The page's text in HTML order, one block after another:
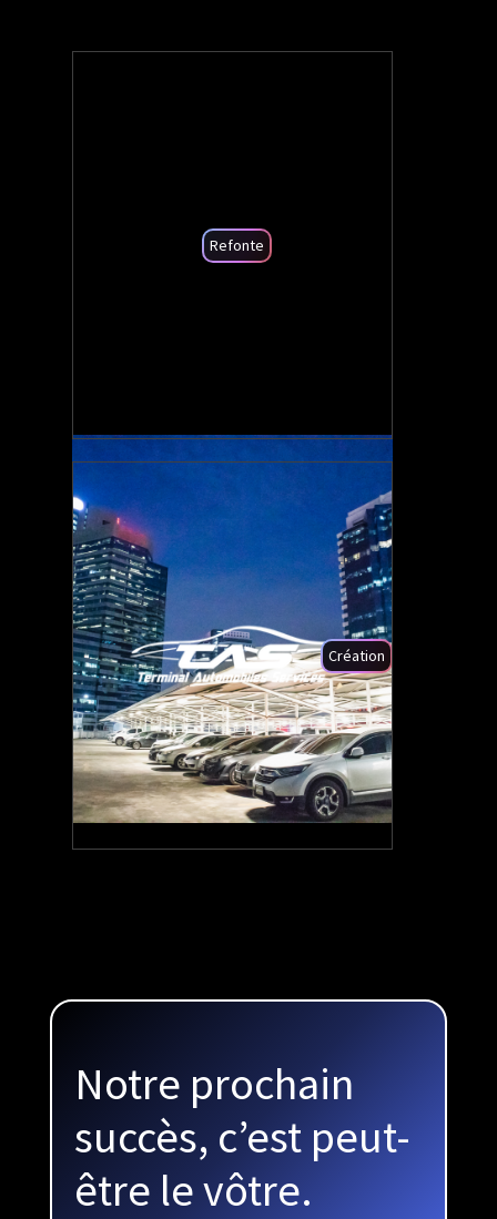
Refonte
Création
Notre prochain
succès, c’est peut-
être le vôtre.